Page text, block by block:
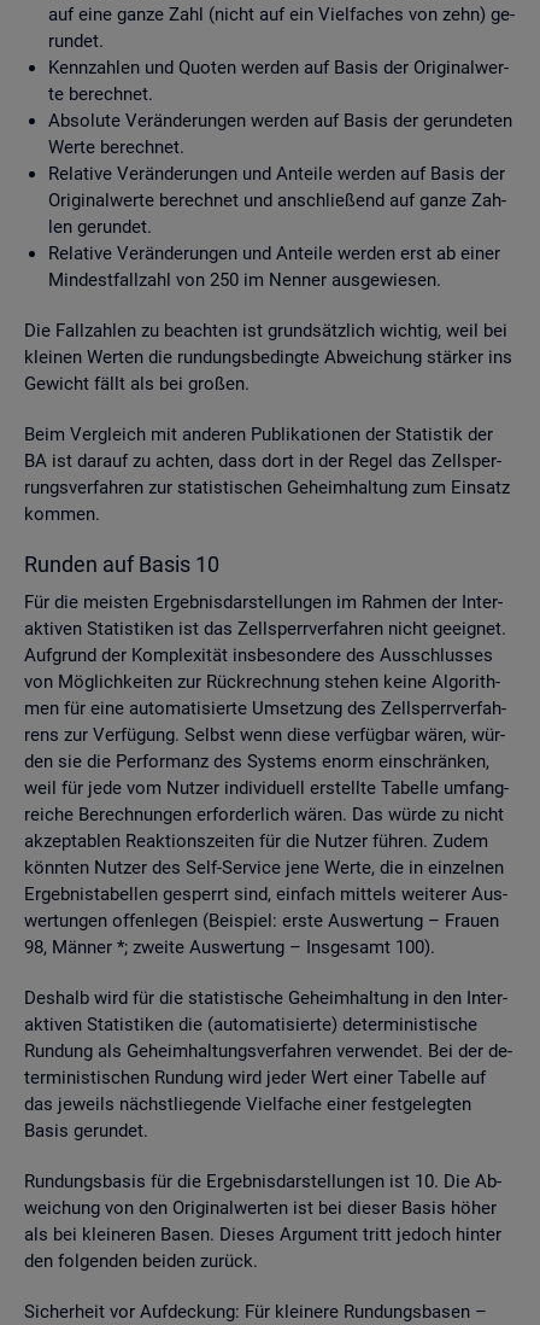
auf eine ganze Zahl (nicht auf ein Viel­fa­ches von zehn) ge­
run­det.
Kenn­zah­len und Quo­ten wer­den auf Basis der Ori­gi­nal­wer­
te be­rech­net.
Ab­so­lu­te Ver­än­de­run­gen wer­den auf Basis der ge­run­de­ten
Werte be­rech­net.
Re­la­ti­ve Ver­än­de­run­gen und An­tei­le wer­den auf Basis der
Ori­gi­nal­wer­te be­rech­net und an­schlie­ßend auf ganze Zah­
len ge­run­det.
Re­la­ti­ve Ver­än­de­run­gen und An­tei­le wer­den erst ab einer
Min­dest­fall­zahl von 250 im Nen­ner aus­ge­wie­sen.
Die Fall­zah­len zu be­ach­ten ist grund­sätz­lich wich­tig, weil bei
klei­nen Wer­ten die run­dungs­be­ding­te Ab­wei­chung stär­ker ins
Ge­wicht fällt als bei gro­ßen.
Beim Ver­gleich mit an­de­ren Pu­bli­ka­tio­nen der Sta­tis­tik der
BA ist dar­auf zu ach­ten, dass dort in der Regel das Zell­sper­
rungs­ver­fah­ren zur sta­tis­ti­schen Ge­heim­hal­tung zum Ein­satz
kom­men.
Run­den auf Basis 10
Für die meis­ten Er­geb­nis­dar­stel­lun­gen im Rah­men der In­ter­
ak­ti­ven Sta­tis­ti­ken ist das Zell­sperr­ver­fah­ren nicht ge­eig­net.
Auf­grund der Kom­ple­xi­tät ins­be­son­de­re des Aus­schlus­ses
von Mög­lich­kei­ten zur Rück­rech­nung ste­hen keine Al­go­rith­
men für eine au­to­ma­ti­sier­te Um­set­zung des Zell­sperr­ver­fah­
rens zur Ver­fü­gung. Selbst wenn diese ver­füg­bar wären, wür­
den sie die Per­for­manz des Sys­tems enorm ein­schrän­ken,
weil für jede vom Nut­zer in­di­vi­du­ell er­stell­te Ta­bel­le um­fang­
rei­che Be­rech­nun­gen er­for­der­lich wären. Das würde zu nicht
ak­zep­ta­blen Re­ak­ti­ons­zei­ten für die Nut­zer füh­ren. Zudem
könn­ten Nut­zer des Self-Ser­vice jene Werte, die in ein­zel­nen
Er­geb­nis­ta­bel­len ge­sperrt sind, ein­fach mit­tels wei­te­rer Aus­
wer­tun­gen of­fen­le­gen (Bei­spiel: erste Aus­wer­tung – Frau­en
98, Män­ner *; zwei­te Aus­wer­tung – Ins­ge­samt 100).
Des­halb wird für die sta­tis­ti­sche Ge­heim­hal­tung in den In­ter­
ak­ti­ven Sta­tis­ti­ken die (au­to­ma­ti­sier­te) de­ter­mi­nis­ti­sche
Run­dung als Ge­heim­hal­tungs­ver­fah­ren ver­wen­det. Bei der de­
ter­mi­nis­ti­schen Run­dung wird jeder Wert einer Ta­bel­le auf
das je­weils nächst­lie­gen­de Viel­fa­che einer fest­ge­leg­ten
Basis ge­run­det.
Run­dungs­ba­sis für die Er­geb­nis­dar­stel­lun­gen ist 10. Die Ab­
wei­chung von den Ori­gi­nal­wer­ten ist bei die­ser Basis höher
als bei klei­ne­ren Basen. Die­ses Ar­gu­ment tritt je­doch hin­ter
den fol­gen­den bei­den zu­rück.
Si­cher­heit vor Auf­de­ckung: Für klei­ne­re Run­dungs­ba­sen –